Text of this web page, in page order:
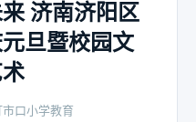
济南济阳区
旦暨校园文
市口小学教育